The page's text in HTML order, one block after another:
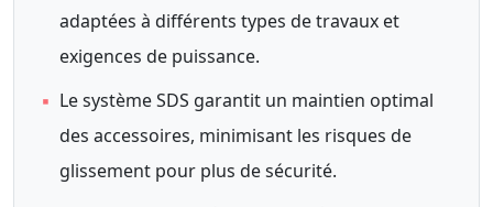
adaptées à différents types de travaux et
exigences de puissance.
▪ Le système SDS garantit un maintien optimal
des accessoires, minimisant les risques de
glissement pour plus de sécurité.